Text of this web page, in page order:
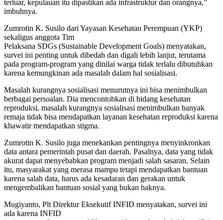
terluar, kepulauan itu dipastikan ada infrastruktur dan orangnya,”
imbuhnya.
Zumrotin K. Susilo dari Yayasan Kesehatan Perempuan (YKP)
sekaligus anggota Tim
Pelaksana SDGs (Sustainable Development Goals) menyatakan,
survei ini penting untuk dibedah dan digali lebih lanjut, terutama
pada program-program yang dinilai warga tidak terlalu dibutuhkan
karena kemungkinan ada masalah dalam hal sosialisasi.
Masalah kurangnya sosialisasi menurutnya ini bisa menimbulkan
berbagai persoalan. Dia mencontohkan di bidang kesehatan
reproduksi, masalah kurangnya sosialisasi menimbulkan banyak
remaja tidak bisa mendapatkan layanan kesehatan reproduksi karena
khawatir mendapatkan stigma.
Zumrotin K. Susilo juga menekankan pentingnya menyinkronkan
data antara pemerintah pusat dan daerah. Pasalnya, data yang tidak
akurat dapat menyebabkan program menjadi salah sasaran. Selain
itu, masyarakat yang merasa mampu tetapi mendapatkan bantuan
karena salah data, harus ada kesadaran dan gerakan untuk
mengembalikan bantuan sosial yang bukan haknya.
Mugiyanto, Plt Direktur Eksekutif INFID menyatakan, survei ini
ada karena INFID